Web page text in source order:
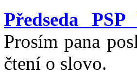
Předseda
Prosím pana
čtení o slovo.